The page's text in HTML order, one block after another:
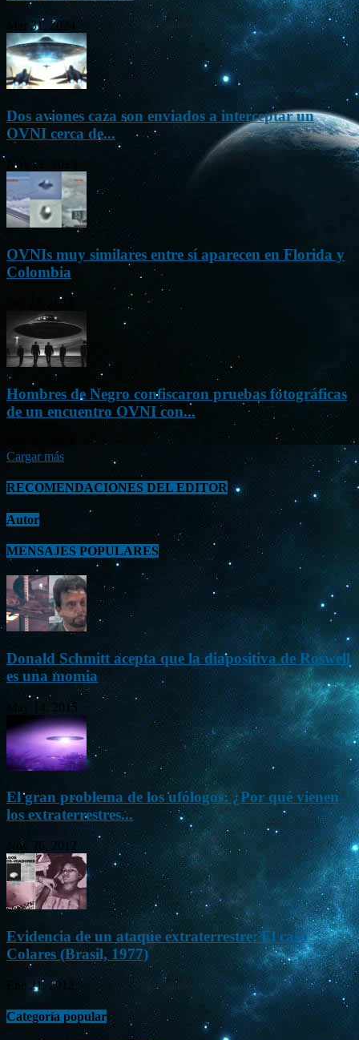
Mar 31, 2024
Dos aviones caza son enviados a interceptar un
OVNI cerca de...
Nov 22, 2023
OVNIs muy similares entre sí aparecen en Florida y
Colombia
Oct 23, 2023
Hombres de Negro confiscaron pruebas fotográficas
de un encuentro OVNI con...
Cargar más
RECOMENDACIONES DEL EDITOR
Autor
MENSAJES POPULARES
Donald Schmitt acepta que la diapositiva de Roswell
es una momia
May 14, 2015
El gran problema de los ufólogos: ¿Por qué vienen
los extraterrestres...
Nov 26, 2012
Evidencia de un ataque extraterrestre: El caso
Colares (Brasil, 1977)
Ene 21, 2012
Categoría popular